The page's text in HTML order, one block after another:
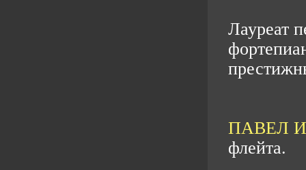
Лауреат
ПАВЕЛ
флейта.